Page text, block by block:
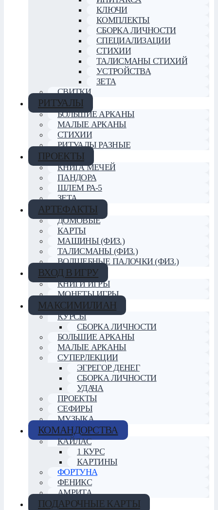
КЛЮЧИ
КОМПЛЕКТЫ
СБОРКА ЛИЧНОСТИ
СПЕЦИАЛИЗАЦИИ
СТИХИИ
ТАЛИСМАНЫ СТИХИЙ
УСТРОЙСТВА
ЗЕТА
СВИТКИ
РИТУАЛЫ
БОЛЬШИЕ АРКАНЫ
МАЛЫЕ АРКАНЫ
СТИХИИ
РИТУАЛЫ РАЗНЫЕ
ПРОЕКТЫ
КНИГА МЕЧЕЙ
ПАНДОРА
ШЛЕМ РА-5
ЗЕТА
АРТЕФАКТЫ
ДОМОВЫЕ
КАРТЫ
МАШИНЫ (ФИЗ.)
ТАЛИСМАНЫ (ФИЗ.)
ВОЛШЕБНЫЕ ПАЛОЧКИ (ФИЗ.)
ВХОД В ИГРУ
КНИГИ ИГРЫ
МОНЕТЫ ИГРЫ
МАКСИМИЛИАН
КУРСЫ
СБОРКА ЛИЧНОСТИ
БОЛЬШИЕ АРКАНЫ
МАЛЫЕ АРКАНЫ
СУПЕРЛЕКЦИИ
ЭГРЕГОР ДЕНЕГ
СБОРКА ЛИЧНОСТИ
УДАЧА
ПРОЕКТЫ
СЕФИРЫ
МУЗЫКА
КОМАНДОРСТВА
КАЙЛАС
1 КУРС
КАРТИНЫ
ФОРТУНА
ФЕНИКС
АМРИТА
ПОДАРОЧНЫЕ КАРТЫ